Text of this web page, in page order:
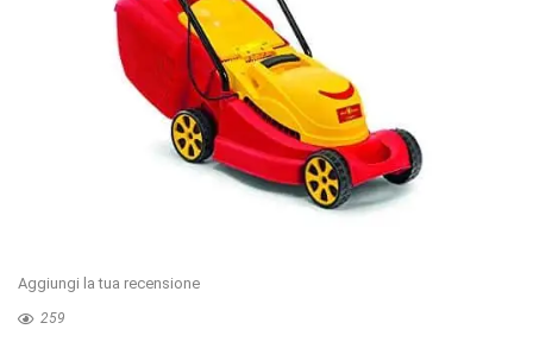
Aggiungi la tua recensione
259